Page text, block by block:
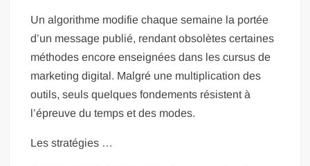
Un algorithme modifie chaque semaine la portée
d’un message publié, rendant obsolètes certaines
méthodes encore enseignées dans les cursus de
marketing digital. Malgré une multiplication des
outils, seuls quelques fondements résistent à
l’épreuve du temps et des modes.
Les stratégies …